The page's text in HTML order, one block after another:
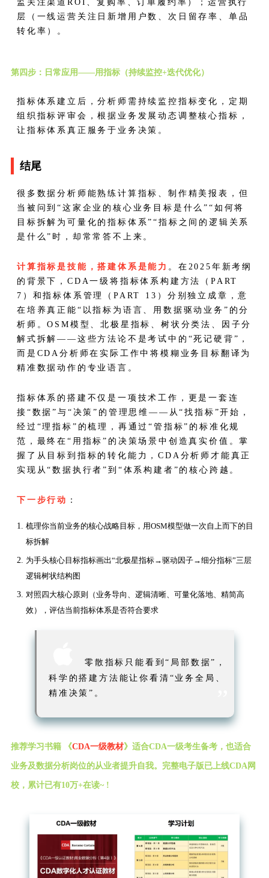
监关注渠道ROI、复购率、订单履约率）；运营执行
层（一线运营关注日新增用户数、次日留存率、单品
转化率）。
第四步：日常应用——用指标（持续监控+迭代优化）
指标体系建立后，分析师需持续监控指标变化，定期
组织指标评审会，根据业务发展动态调整核心指标，
让指标体系真正服务于业务决策。
结尾
很多数据分析师能熟练计算指标、制作精美报表，但
当被问到“这家企业的核心业务目标是什么”“如何将
目标拆解为可量化的指标体系”“指标之间的逻辑关系
是什么”时，却常常答不上来。
计算指标是技能，搭建体系是能力 。在2025年新考纲
的背景下，CDA一级将指标体系构建方法（PART
7）和指标体系管理（PART 13）分别独立成章，意
在培养真正能“以指标为语言、用数据驱动业务”的分
析师。OSM模型、北极星指标、树状分类法、因子分
解式拆解——这些方法论不是考试中的“死记硬背”，
而是CDA分析师在实际工作中将模糊业务目标翻译为
精准数据动作的专业语言。
指标体系的搭建不仅是一项技术工作，更是一套连
接“数据”与“决策”的管理思维——从“找指标”开始，
经过“理指标”的梳理，再通过“管指标”的标准化规
范，最终在“用指标”的决策场景中创造真实价值。掌
握了从目标到指标的转化能力，CDA分析师才能真正
实现从“数据执行者”到“体系构建者”的核心跨越。
下一步行动 ：
梳理你当前业务的核心战略目标，用OSM模型做一次自上而下的目
标拆解
为手头核心目标指标画出“北极星指标→驱动因子→细分指标”三层
逻辑树状结构图
对照四大核心原则（业务导向、逻辑清晰、可量化落地、精简高
效），评估当前指标体系是否符合要求
零散指标只能看到“局部数据”，
科学的搭建方法能让你看清“业务全局、
精准决策”。
推荐学习书籍 《CDA一级教材》适合CDA一级考生备考，也适合
业务及数据分析岗位的从业者提升自我。完整电子版已上线CDA网
校，累计已有10万+在读~ !